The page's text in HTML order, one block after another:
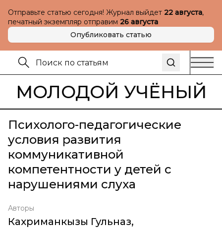
Отправьте статью сегодня! Журнал выйдет 22 августа,
печатный экземпляр отправим 26 августа
Опубликовать статью
МОЛОДОЙ УЧЁНЫЙ
Психолого-педагогические
условия развития
коммуникативной
компетентности у детей с
нарушениями слуха
Авторы
Кахриманкызы Гульназ,